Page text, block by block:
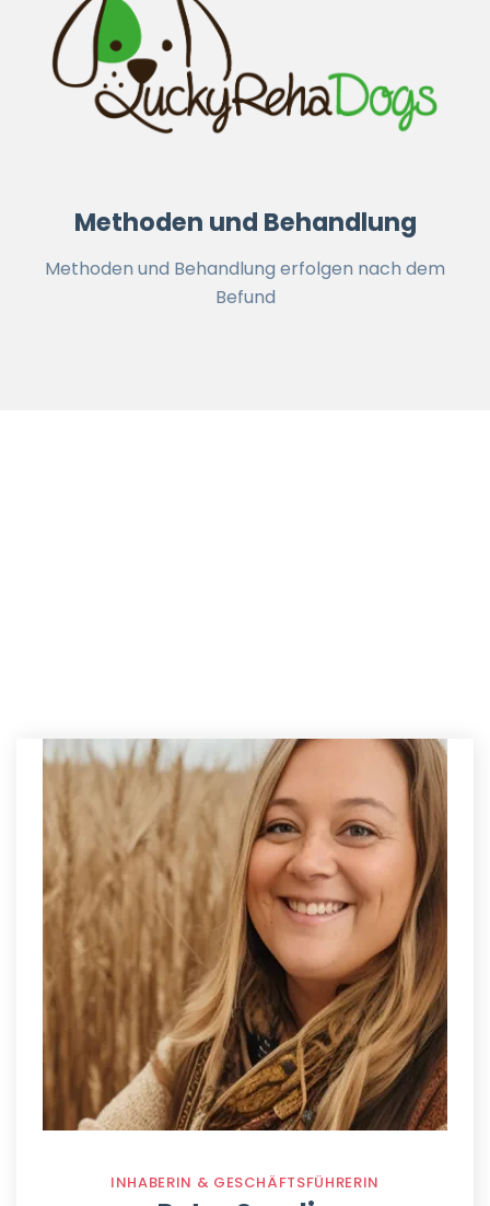
Methoden und Behandlung
Methoden und Behandlung erfolgen nach dem
Befund
INHABERIN & GESCHÄFTSFÜHRERIN